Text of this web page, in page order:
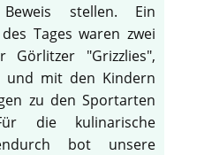
stellen. Ein
Tages waren zwei
Görlitzer "Grizzlies",
mit den Kindern
zu den Sportarten
die kulinarische
bot unsere